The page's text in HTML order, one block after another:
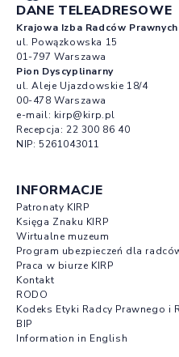
DANE TELEADRESOWE
Krajowa Izba Radców Prawnych
ul. Powązkowska 15
01-797 Warszawa
Pion Dyscyplinarny
ul. Aleje Ujazdowskie 18/4
00-478 Warszawa
e-mail: kirp@kirp.pl
Recepcja: 22 300 86 40
NIP: 5261043011
INFORMACJE
Patronaty KIRP
Księga Znaku KIRP
Wirtualne muzeum
Program ubezpieczeń dla
Praca w biurze KIRP
Kontakt
RODO
Kodeks Etyki Radcy Prawnego
BIP
Information in English